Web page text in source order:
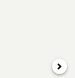
次へ